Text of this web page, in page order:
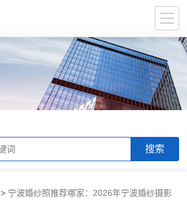
> 宁波婚纱照推荐哪家：2026年宁波婚纱摄影